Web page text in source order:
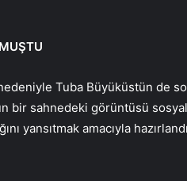
Tuba Büyüküstün de
bir sahnedeki görüntüsü
yansıtmak amacıyla